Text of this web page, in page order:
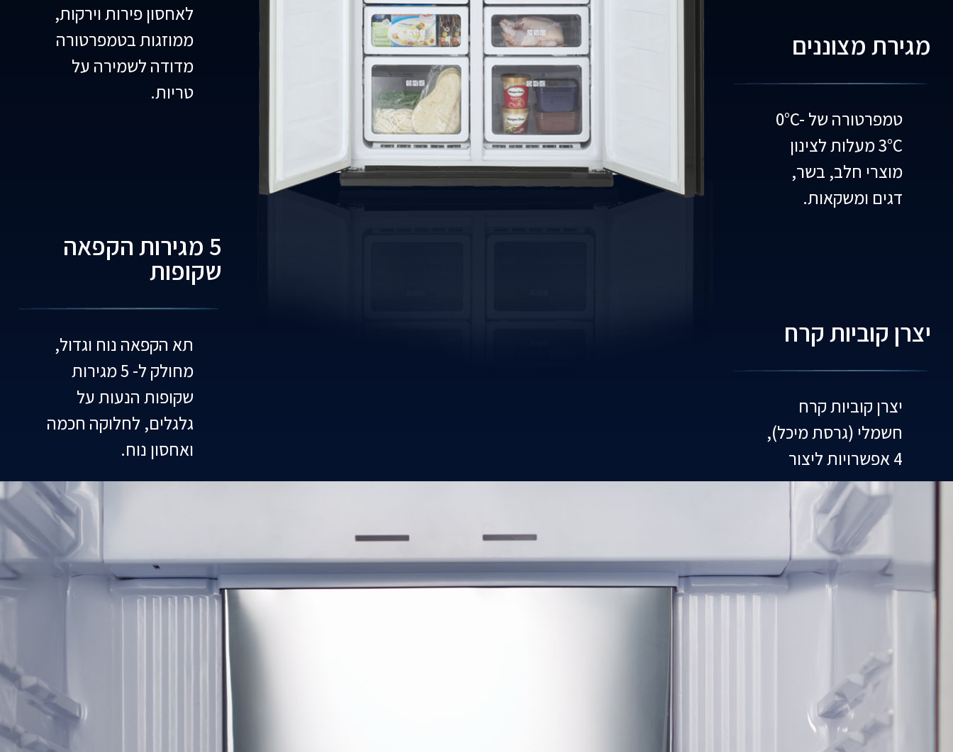
מגירת מצוננים
טמפרטורה של 0°C-
3°C מעלות לצינון
מוצרי חלב, בשר,
דגים ומשקאות.
יצרן קוביות קרח
יצרן קוביות קרח
חשמלי (גרסת מיכל),
4 אפשרויות ליצור
קוביות קרח.
לאחסון פירות וירקות,
ממוזגות בטמפרטורה
מדודה לשמירה על
טריות.
5 מגירות הקפאה
שקופות
תא הקפאה נוח וגדול,
מחולק ל- 5 מגירות
שקופות הנעות על
גלגלים, לחלוקה חכמה
ואחסון נוח.